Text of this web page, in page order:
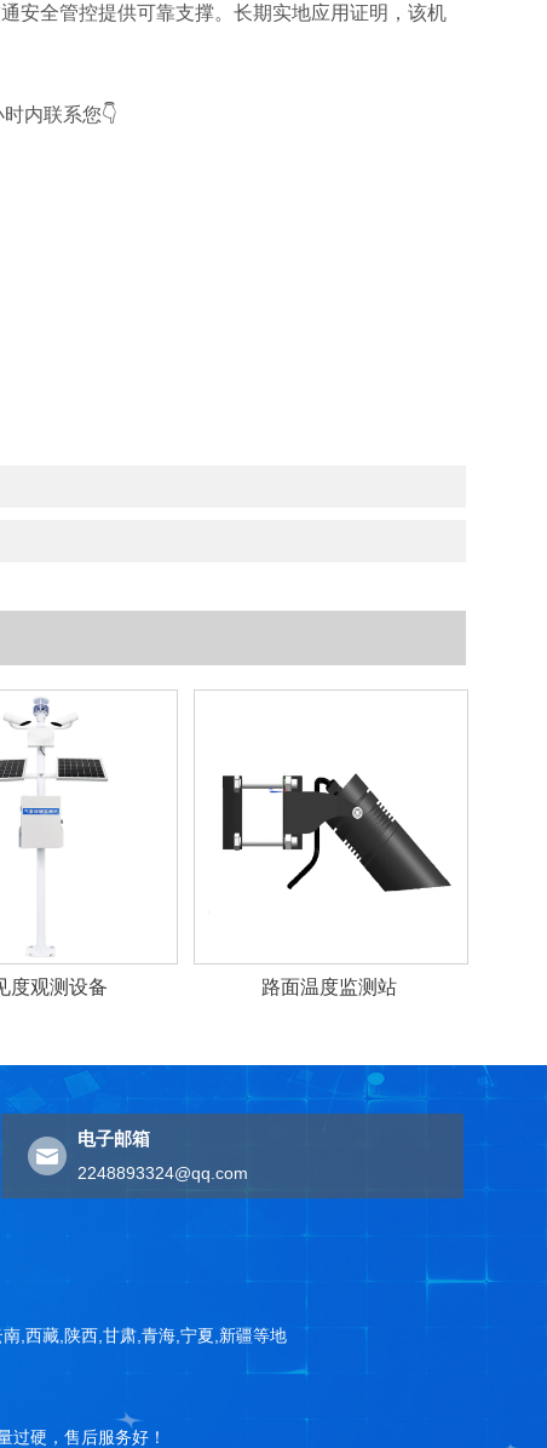
安全管控提供可靠支撑。长期实地应用证明，该机
内联系您👇
度观测设备 路面温度监测站
电子邮箱
2248893324@qq.com
,西藏,陕西,甘肃,青海,宁夏,新疆等地
过硬，售后服务好！